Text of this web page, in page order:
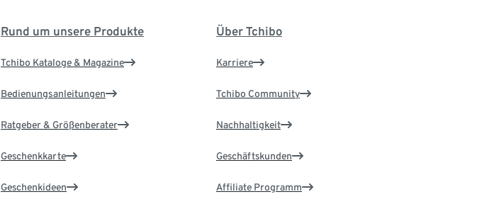
Rund um unsere Produkte
Tchibo Kataloge & Magazine
Bedienungsanleitungen
Ratgeber & Größenberater
Geschenkkarte
Geschenkideen
Über Tchibo
Karriere
Tchibo Community
Nachhaltigkeit
Geschäftskunden
Affiliate Programm